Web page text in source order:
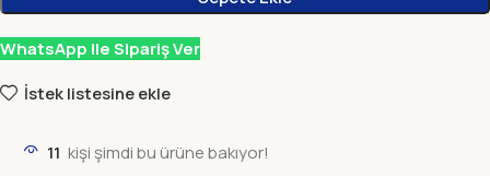
WhatsApp ile Sipariş Ver
İstek listesine ekle
11 kişi şimdi bu ürüne bakıyor!